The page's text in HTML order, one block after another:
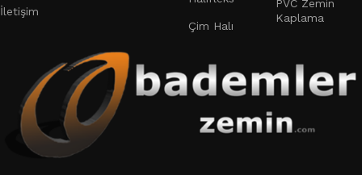
İletişim
Çim Halı
PVC Zemin
Kaplama